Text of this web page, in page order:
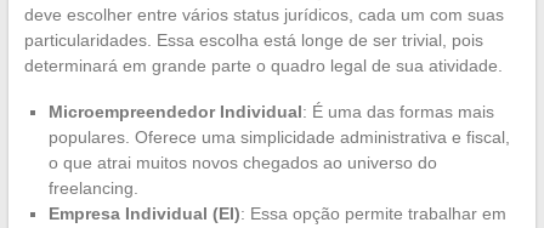
deve escolher entre vários status jurídicos, cada um com suas
particularidades. Essa escolha está longe de ser trivial, pois
determinará em grande parte o quadro legal de sua atividade.
Microempreendedor Individual: É uma das formas mais
populares. Oferece uma simplicidade administrativa e fiscal,
o que atrai muitos novos chegados ao universo do
freelancing.
Empresa Individual (EI): Essa opção permite trabalhar em